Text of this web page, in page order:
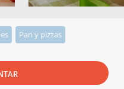
Pan y pizzas